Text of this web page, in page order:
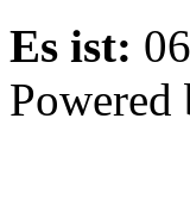
Es ist:
Powered